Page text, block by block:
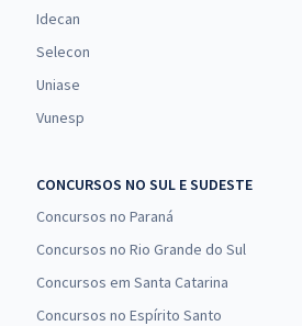
Idecan
Selecon
Uniase
Vunesp
CONCURSOS NO SUL E SUDESTE
Concursos no Paraná
Concursos no Rio Grande do Sul
Concursos em Santa Catarina
Concursos no Espírito Santo